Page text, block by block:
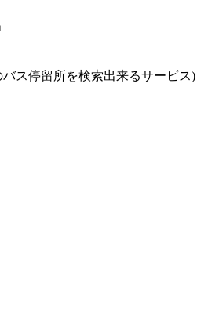
ス停留所を検索出来るサービス)